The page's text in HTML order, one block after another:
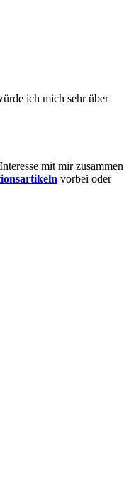
ich mich sehr über
mit mir zusammen
vorbei oder